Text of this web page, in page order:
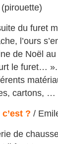
du furet
l’ours
de Noël
le furet…
cartons, …
? /
de